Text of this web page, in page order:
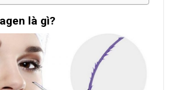
là gì?